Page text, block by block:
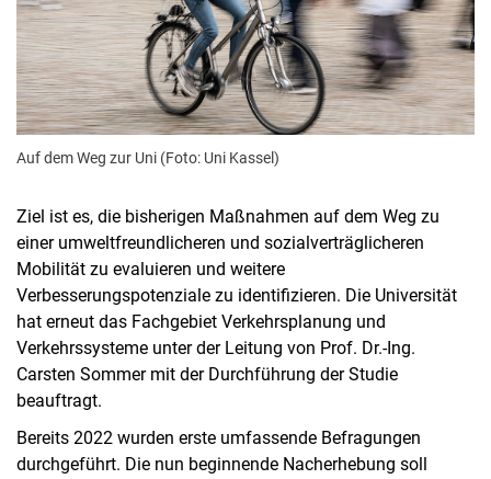
Auf dem Weg zur Uni (Foto: Uni Kassel)
Ziel ist es, die bisherigen Maßnahmen auf dem Weg zu
einer umweltfreundlicheren und sozialverträglicheren
Mobilität zu evaluieren und weitere
Verbesserungspotenziale zu identifizieren. Die Universität
hat erneut das Fachgebiet Verkehrsplanung und
Verkehrssysteme unter der Leitung von Prof. Dr.-Ing.
Carsten Sommer mit der Durchführung der Studie
beauftragt.
Bereits 2022 wurden erste umfassende Befragungen
durchgeführt. Die nun beginnende Nacherhebung soll